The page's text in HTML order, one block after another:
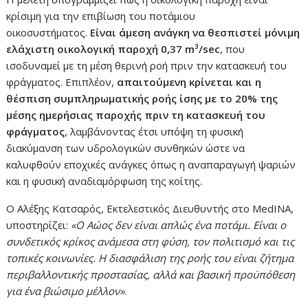
κρίσιμη για την επιβίωση του ποτάμιου
οικοσυστήματος. Είναι άμεση ανάγκη να θεσπιστεί μόνιμη
ελάχιστη οικολογική παροχή 0,37 m³/sec, που
ισοδυναμεί με τη μέση θερινή ροή πριν την κατασκευή του
φράγματος. Επιπλέον, απαιτούμενη κρίνεται και η
θέσπιση συμπληρωματικής ροής ίσης με το 20% της
μέσης ημερήσιας παροχής πριν τη κατασκευή του
φράγματος, λαμβάνοντας έτσι υπόψη τη φυσική
διακύμανση των υδρολογικών συνθηκών ώστε να
καλυφθούν εποχικές ανάγκες όπως η αναπαραγωγή ψαριών
και η φυσική αναδιαμόρφωση της κοίτης.
Ο Αλέξης Κατσαρός, Εκτελεστικός Διευθυντής στο MedINA,
υποστηρίζει: «Ο Αώος δεν είναι απλώς ένα ποτάμι. Είναι ο
συνδετικός κρίκος ανάμεσα στη φύση, τον πολιτισμό και τις
τοπικές κοινωνίες. Η διασφάλιση της ροής του είναι ζήτημα
περιβαλλοντικής προστασίας, αλλά και βασική προϋπόθεση
για ένα βιώσιμο μέλλον».